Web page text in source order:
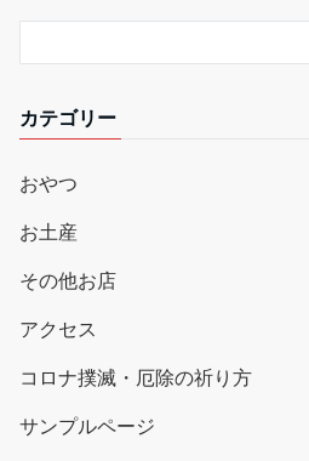
カテゴリー
おやつ
お土産
その他お店
アクセス
コロナ撲滅・厄除の祈り方
サンプルページ